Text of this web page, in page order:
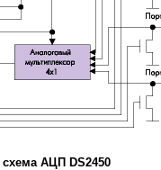
АЦП DS2450